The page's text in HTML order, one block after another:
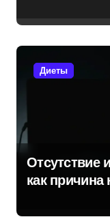
Диеты
Отсутствие
как